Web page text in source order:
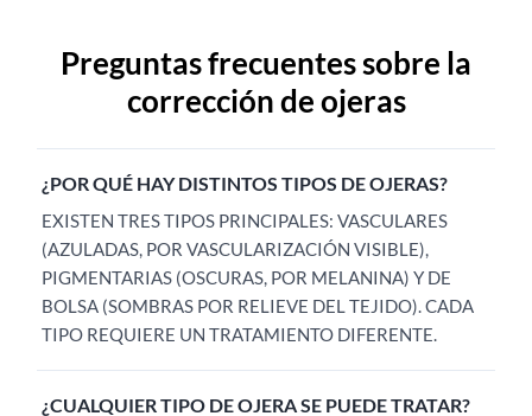
Preguntas frecuentes sobre la
corrección de ojeras
¿POR QUÉ HAY DISTINTOS TIPOS DE OJERAS?
EXISTEN TRES TIPOS PRINCIPALES: VASCULARES
(AZULADAS, POR VASCULARIZACIÓN VISIBLE),
PIGMENTARIAS (OSCURAS, POR MELANINA) Y DE
BOLSA (SOMBRAS POR RELIEVE DEL TEJIDO). CADA
TIPO REQUIERE UN TRATAMIENTO DIFERENTE.
¿CUALQUIER TIPO DE OJERA SE PUEDE TRATAR?